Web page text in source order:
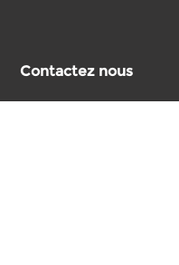
Contactez nous